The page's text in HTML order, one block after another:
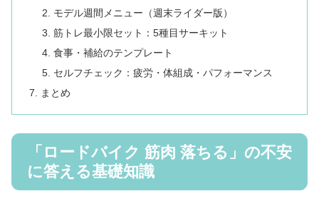
モデル週間メニュー（週末ライダー版）
筋トレ最小限セット：5種目サーキット
食事・補給のテンプレート
セルフチェック：疲労・体組成・パフォーマンス
まとめ
「ロードバイク 筋肉 落ちる」の不安
に答える基礎知識